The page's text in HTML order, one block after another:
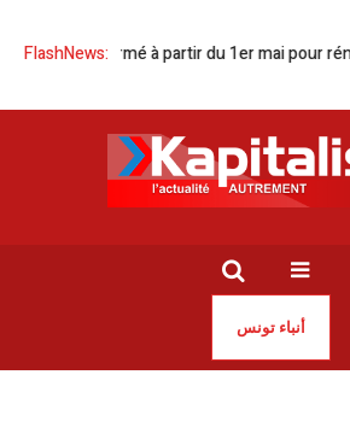
FlashNews:
fermé à partir du 1er mai pour rénovation
أنباء تونس